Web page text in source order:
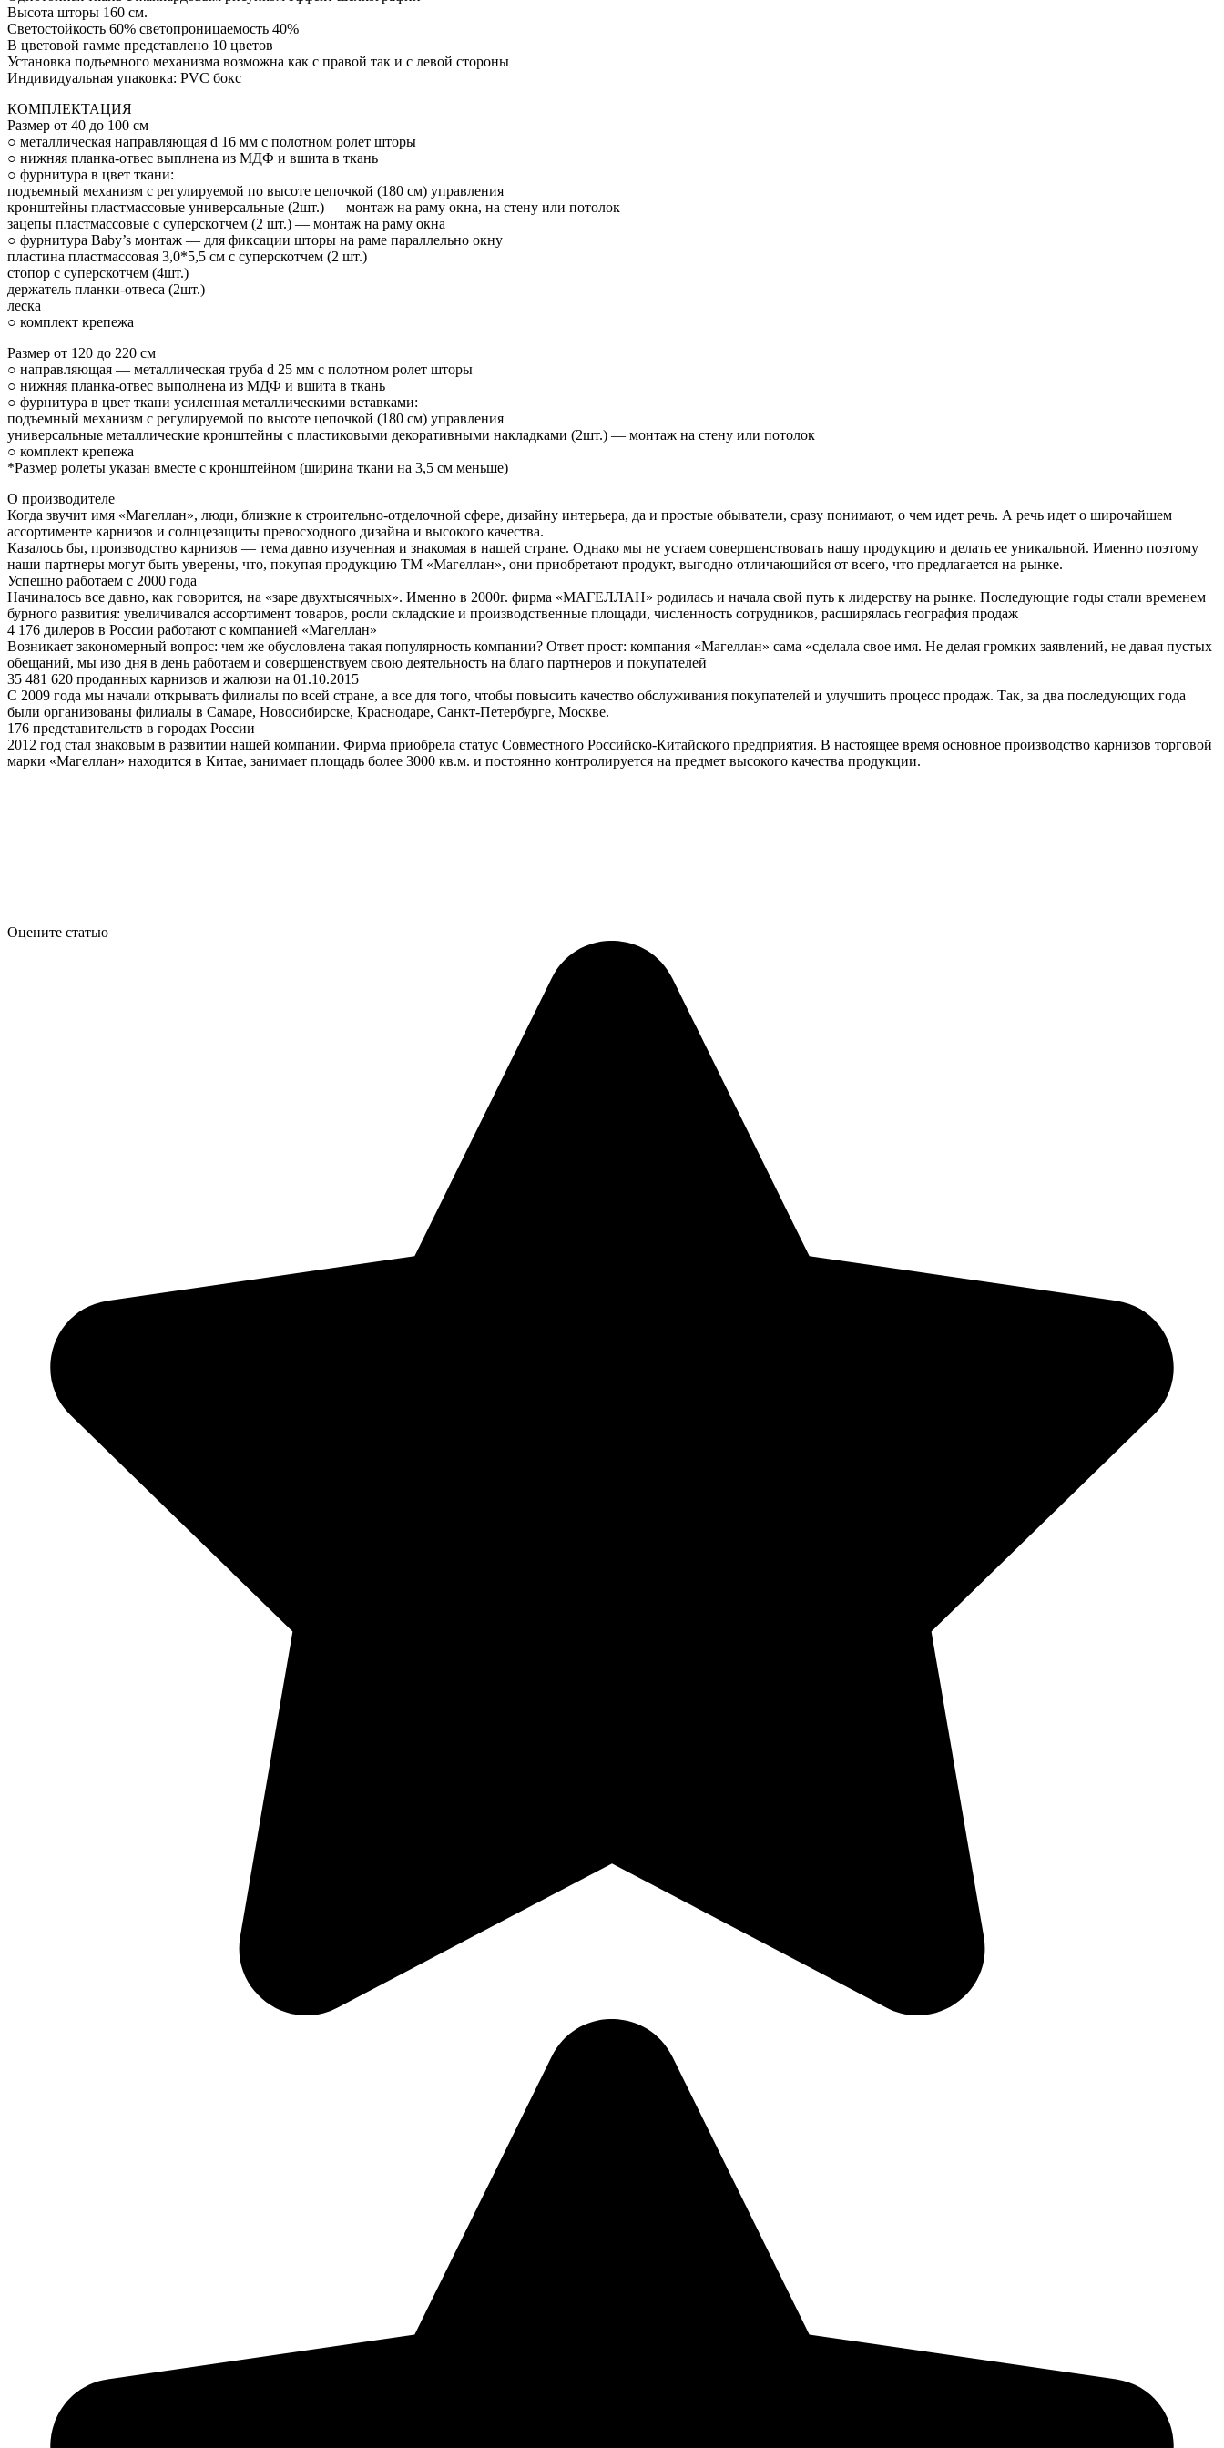
Высота шторы 160 см.
Светостойкость 60% светопроницаемость 40%
В цветовой гамме представлено 10 цветов
Установка подъемного механизма возможна как с правой так и с левой стороны
Индивидуальная упаковка: PVC бокс
КОМПЛЕКТАЦИЯ
Размер от 40 до 100 см
○ металлическая направляющая d 16 мм с полотном ролет шторы
○ нижняя планка-отвес выплнена из МДФ и вшита в ткань
○ фурнитура в цвет ткани:
подъемный механизм с регулируемой по высоте цепочкой (180 см) управления
кронштейны пластмассовые универсальные (2шт.) — монтаж на раму окна, на стену или потолок
зацепы пластмассовые с суперскотчем (2 шт.) — монтаж на раму окна
○ фурнитура Baby’s монтаж — для фиксации шторы на раме параллельно окну
пластина пластмассовая 3,0*5,5 см с суперскотчем (2 шт.)
стопор с суперскотчем (4шт.)
держатель планки-отвеса (2шт.)
леска
○ комплект крепежа
Размер от 120 до 220 см
○ направляющая — металлическая труба d 25 мм с полотном ролет шторы
○ нижняя планка-отвес выполнена из МДФ и вшита в ткань
○ фурнитура в цвет ткани усиленная металлическими вставками:
подъемный механизм с регулируемой по высоте цепочкой (180 см) управления
универсальные металлические кронштейны с пластиковыми декоративными накладками (2шт.) — монтаж на стену или потолок
○ комплект крепежа
*Размер ролеты указан вместе с кронштейном (ширина ткани на 3,5 см меньше)
О производителе
Когда звучит имя «Магеллан», люди, близкие к строительно-отделочной сфере, дизайну интерьера, да и простые обыватели, сразу понимают, о чем идет речь. А речь идет о широчайшем
ассортименте карнизов и солнцезащиты превосходного дизайна и высокого качества.
Казалось бы, производство карнизов — тема давно изученная и знакомая в нашей стране. Однако мы не устаем совершенствовать нашу продукцию и делать ее уникальной. Именно поэтому
наши партнеры могут быть уверены, что, покупая продукцию ТМ «Магеллан», они приобретают продукт, выгодно отличающийся от всего, что предлагается на рынке.
Успешно работаем с 2000 года
Начиналось все давно, как говорится, на «заре двухтысячных». Именно в 2000г. фирма «МАГЕЛЛАН» родилась и начала свой путь к лидерству на рынке. Последующие годы стали временем
бурного развития: увеличивался ассортимент товаров, росли складские и производственные площади, численность сотрудников, расширялась география продаж
4 176 дилеров в России работают с компанией «Магеллан»
Возникает закономерный вопрос: чем же обусловлена такая популярность компании? Ответ прост: компания «Магеллан» сама «сделала свое имя. Не делая громких заявлений, не давая пустых
обещаний, мы изо дня в день работаем и совершенствуем свою деятельность на благо партнеров и покупателей
35 481 620 проданных карнизов и жалюзи на 01.10.2015
С 2009 года мы начали открывать филиалы по всей стране, а все для того, чтобы повысить качество обслуживания покупателей и улучшить процесс продаж. Так, за два последующих года
были организованы филиалы в Самаре, Новосибирске, Краснодаре, Санкт-Петербурге, Москве.
176 представительств в городах России
2012 год стал знаковым в развитии нашей компании. Фирма приобрела статус Совместного Российско-Китайского предприятия. В настоящее время основное производство карнизов торговой
марки «Магеллан» находится в Китае, занимает площадь более 3000 кв.м. и постоянно контролируется на предмет высокого качества продукции.
Оцените статью